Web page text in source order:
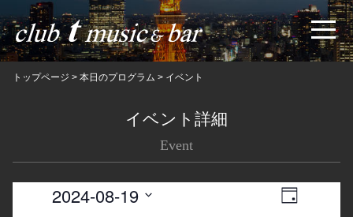
トップページ > 本日のプログラム > イベント
イベント詳細
Event
Views
Event
日
2024-08-19